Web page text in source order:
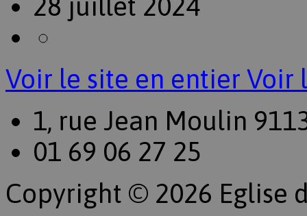
Voir le site en entier Voir
1, rue Jean Moulin
01 69 06 27 25
Copyright © 2026 Eglise